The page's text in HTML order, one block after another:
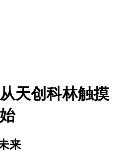
天创科林触摸
来